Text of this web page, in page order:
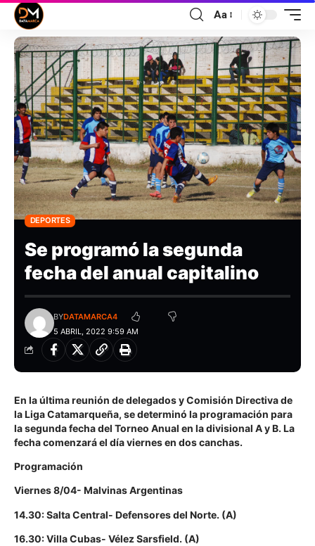
Aa
DEPORTES
Se programó la segunda
fecha del anual capitalino
5 ABRIL, 2022 9:59 AM
BYDATAMARCA4
En la última reunión de delegados y Comisión Directiva de
la Liga Catamarqueña, se determinó la programación para
la segunda fecha del Torneo Anual en la divisional A y B. La
fecha comenzará el día viernes en dos canchas.
Programación
Viernes 8/04- Malvinas Argentinas
14.30: Salta Central- Defensores del Norte. (A)
16.30: Villa Cubas- Vélez Sarsfield. (A)